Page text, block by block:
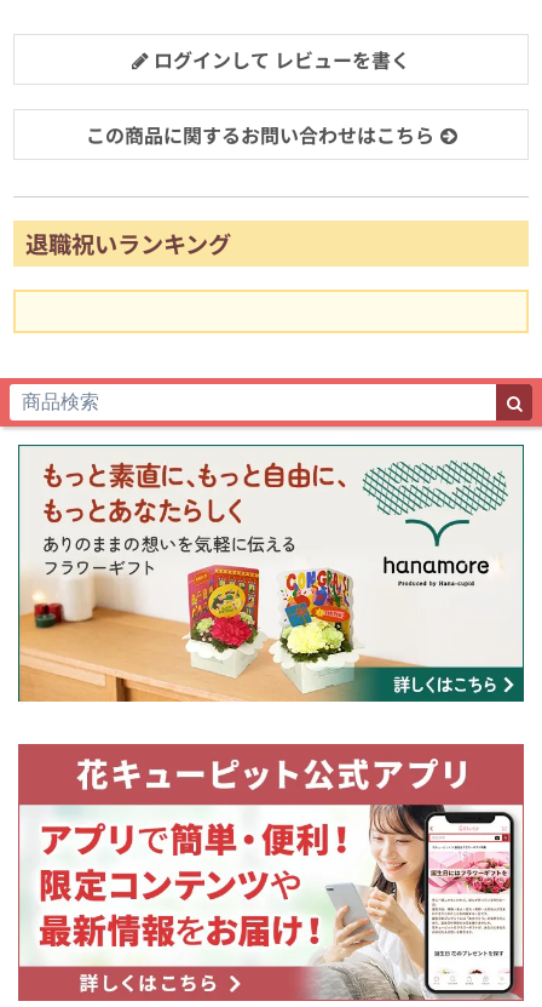
ログインして レビューを書く
この商品に関するお問い合わせはこちら
退職祝いランキング